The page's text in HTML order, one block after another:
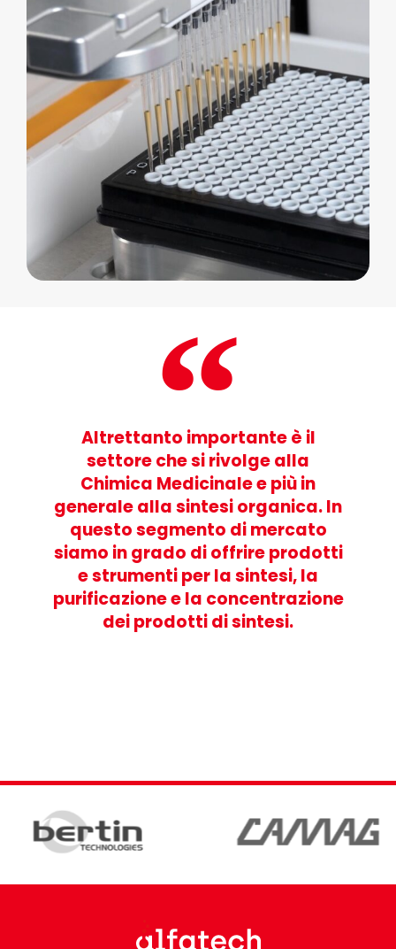
Altrettanto importante è il
settore che si rivolge alla
Chimica Medicinale e più in
generale alla sintesi organica. In
questo segmento di mercato
siamo in grado di offrire prodotti
e strumenti per la sintesi, la
purificazione e la concentrazione
dei prodotti di sintesi.